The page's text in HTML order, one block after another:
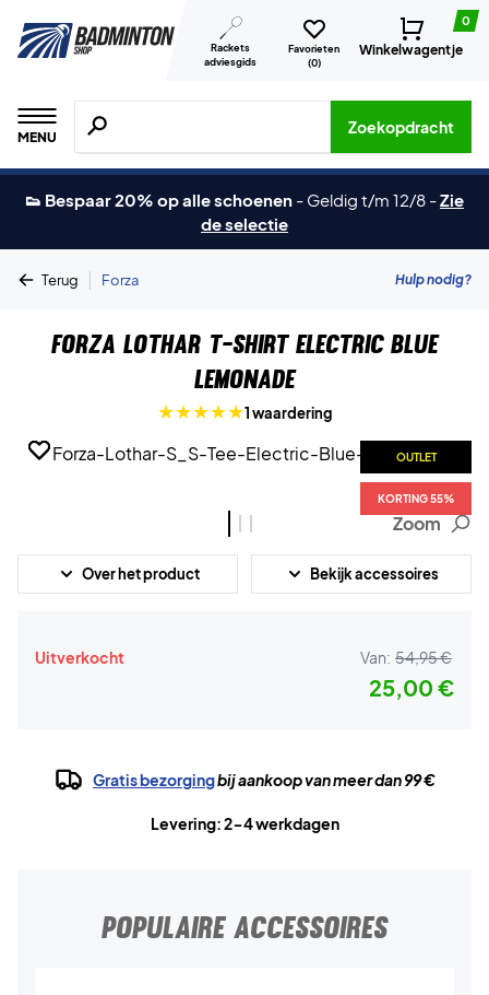
Rackets
adviesgids
Favorieten
(0)
0
Winkelwagentje
MENU
Zoeken naar producten, merken etc.
Zoekopdracht
👟 Bespaar 20% op alle schoenen - Geldig t/m 12/8 -Zie
de selectie
Terug | Forza Hulp nodig?
Forza Lothar T-shirt Electric Blue
Lemonade
1 waardering
OUTLET
KORTING 55%
OUTLET
KORTING 55%
OUTLET
KORTING 55%
Zoom
Over het product Bekijk accessoires
Uitverkocht Van: 54,95 €
25,00 €
Gratis bezorgingbij aankoop van meer dan 99 €
Levering: 2-4 werkdagen
POPULAIRE ACCESSOIRES